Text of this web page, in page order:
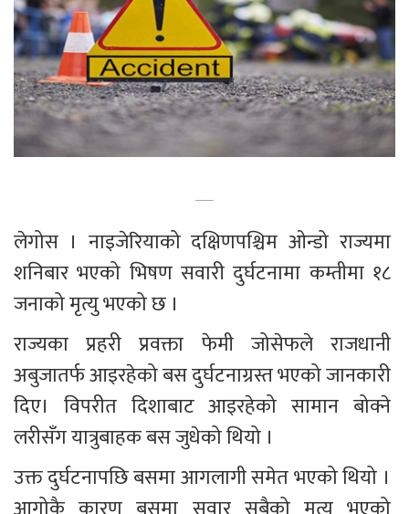
लेगोस । नाइजेरियाको दक्षिणपश्चिम ओन्डो राज्यमा
शनिबार भएको भिषण सवारी दुर्घटनामा कम्तीमा १८
जनाको मृत्यु भएको छ ।
राज्यका प्रहरी प्रवक्ता फेमी जोसेफले राजधानी
अबुजातर्फ आइरहेको बस दुर्घटनाग्रस्त भएको जानकारी
दिए। विपरीत दिशाबाट आइरहेको सामान बोक्ने
लरीसँग यात्रुबाहक बस जुधेको थियो ।
उक्त दुर्घटनापछि बसमा आगलागी समेत भएको थियो ।